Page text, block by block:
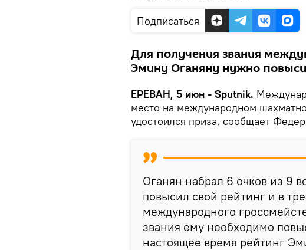
Подписаться
Для получения звания
Эмину Оганяну нужно
ЕРЕВАН, 5 июн - Sputnik.
место на международном
удостоился приза, сообщает
Оганян набрал 6 очков из 9
повысил свой рейтинг и в
международного
звания ему необходимо
настоящее время рейтинг